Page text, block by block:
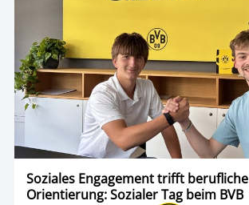
Soziales Engagement trifft berufliche
Orientierung: Sozialer Tag beim BVB